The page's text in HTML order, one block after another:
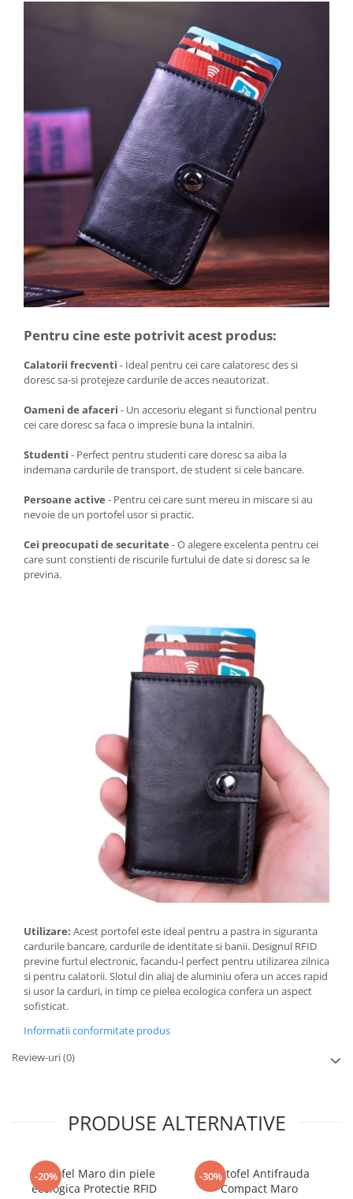
Pentru cine este potrivit acest produs:
Calatorii frecventi - Ideal pentru cei care calatoresc des si
doresc sa-si protejeze cardurile de acces neautorizat.
Oameni de afaceri - Un accesoriu elegant si functional pentru
cei care doresc sa faca o impresie buna la intalniri.
Studenti - Perfect pentru studenti care doresc sa aiba la
indemana cardurile de transport, de student si cele bancare.
Persoane active - Pentru cei care sunt mereu in miscare si au
nevoie de un portofel usor si practic.
Cei preocupati de securitate - O alegere excelenta pentru cei
care sunt constienti de riscurile furtului de date si doresc sa le
previna.
Utilizare: Acest portofel este ideal pentru a pastra in siguranta
cardurile bancare, cardurile de identitate si banii. Designul RFID
previne furtul electronic, facandu-l perfect pentru utilizarea zilnica
si pentru calatorii. Slotul din aliaj de aluminiu ofera un acces rapid
si usor la carduri, in timp ce pielea ecologica confera un aspect
sofisticat.
Informatii conformitate produs
Review-uri(0)
PRODUSE ALTERNATIVE
-20%
Portofel Maro din piele
ecologica Protectie RFID
-30%
Portofel Antifrauda
Compact Maro